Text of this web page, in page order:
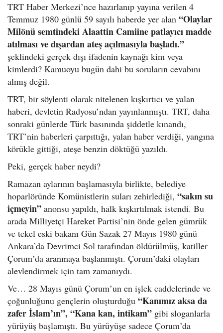
TRT Haber Merkezi’nce hazırlanıp yayına verilen 4
Temmuz 1980 günlü 59 sayılı haberde yer alan “Olaylar
Milönü semtindeki Alaattin Camiine patlayıcı madde
atılması ve dışardan ateş açılmasıyla başladı.”
şeklindeki gerçek dışı ifadenin kaynağı kim veya
kimlerdi? Kamuoyu bugün dahi bu soruların cevabını
almış değil.
TRT, bir söylenti olarak nitelenen kışkırtıcı ve yalan
haberi, devletin Radyosu’ndan yayınlanmıştı. TRT, daha
sonraki günlerde Türk basınında şiddetle kınandı,
TRT’nin haberleri çarpıttığı, yalan haber verdiği, yangına
körükle gittiği, ateşe benzin döktüğü yazıldı.
Peki, gerçek haber neydi?
Ramazan aylarının başlamasıyla birlikte, belediye
hoparlöründe Komünistlerin suları zehirlediği, “sakın su
içmeyin” anonsu yapıldı, halk kışkırtılmak istendi. Bu
arada Milliyetçi Hareket Partisi’nin önde gelen gümrük
ve tekel eski bakanı Gün Sazak 27 Mayıs 1980 günü
Ankara’da Devrimci Sol tarafından öldürülmüş, katiller
Çorum’da aranmaya başlanmıştı. Çorum’daki olayları
alevlendirmek için tam zamanıydı.
Ve… 28 Mayıs günü Çorum’un en işlek caddelerinde ve
çoğunluğunu gençlerin oluşturduğu “Kanımız aksa da
zafer İslam’ın”, “Kana kan, intikam” gibi sloganlarla
yürüyüş başlamıştı. Bu yürüyüşe sadece Çorum’da